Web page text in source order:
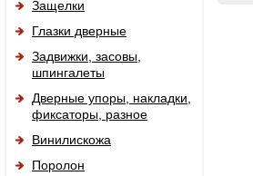
Защелки
Глазки дверные
Задвижки, засовы,
шпингалеты
Дверные упоры, накладки,
фиксаторы, разное
Винилискожа
Поролон